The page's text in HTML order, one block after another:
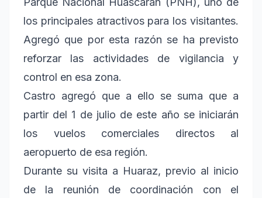
los principales atractivos para los visitantes.
Agregó que por esta razón se ha previsto
reforzar las actividades de vigilancia y
control en esa zona.
Castro agregó que a ello se suma que a
partir del 1 de julio de este año se iniciarán
los vuelos comerciales directos al
aeropuerto de esa región.
Durante su visita a Huaraz, previo al inicio
de la reunión de coordinación con el